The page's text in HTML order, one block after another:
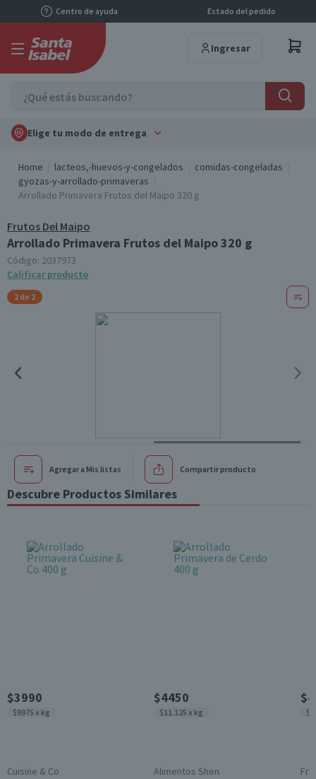
Centro de ayuda Estado del pedido
Ingresar
Elige tu modo de entrega
Home lacteos,-huevos-y-congelados
comidas-congeladas
gyozas-y-arrollado-primaveras
Arrollado Primavera Frutos del Maipo 320 g
Frutos Del Maipo
Arrollado Primavera Frutos del Maipo 320 g
Código: 2037973
Calificar producto
2 de 2
Agregar a Mis listas Compartir producto
Descubre Productos Similares
$3990
$9975 x kg
Cuisine & Co
$4450
$11.125 x kg
Alimentos Shen